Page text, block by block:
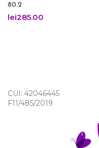
80.2
lei285.00
CUI: 42046445
F11/485/2019